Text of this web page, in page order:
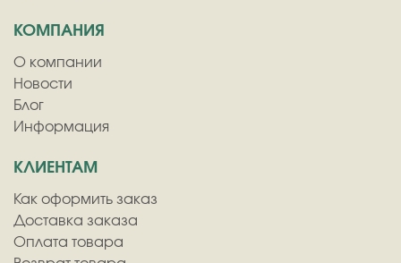
КОМПАНИЯ
О компании
Новости
Блог
Информация
КЛИЕНТАМ
Как оформить заказ
Доставка заказа
Оплата товара